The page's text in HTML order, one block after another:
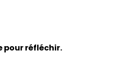
pour réfléchir.